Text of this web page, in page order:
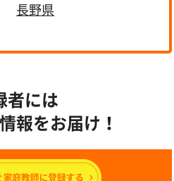
長野県
者には
報をお届け！